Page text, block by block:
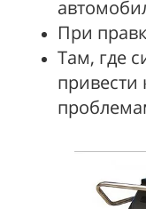
При
Там, где